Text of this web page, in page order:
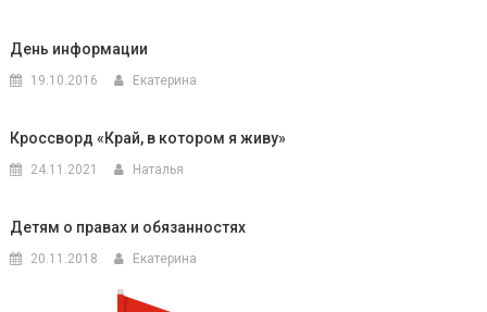
День информации
19.10.2016 Екатерина
Кроссворд «Край, в котором я живу»
24.11.2021 Наталья
Детям о правах и обязанностях
20.11.2018 Екатерина